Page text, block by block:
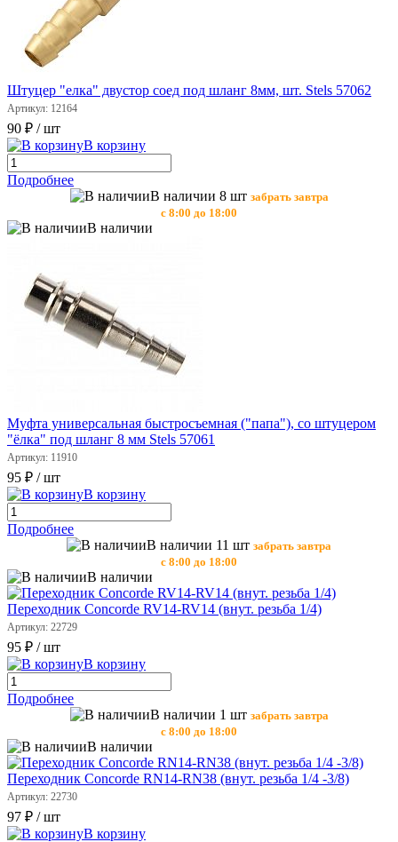
Штуцер "елка" двустор соед под шланг 8мм, шт. Stels 57062
Артикул: 12164
90 ₽ / шт
В корзину
Подробнее
В наличии 8 шт забрать завтра
с 8:00 до 18:00
В наличии
Муфта универсальная быстросъемная ("папа"), со штуцером
"ёлка" под шланг 8 мм Stels 57061
Артикул: 11910
95 ₽ / шт
В корзину
Подробнее
В наличии 11 шт забрать завтра
с 8:00 до 18:00
В наличии
Переходник Concorde RV14-RV14 (внут. резьба 1/4)
Артикул: 22729
95 ₽ / шт
В корзину
Подробнее
В наличии 1 шт забрать завтра
с 8:00 до 18:00
В наличии
Переходник Concorde RN14-RN38 (внут. резьба 1/4 -3/8)
Артикул: 22730
97 ₽ / шт
В корзину